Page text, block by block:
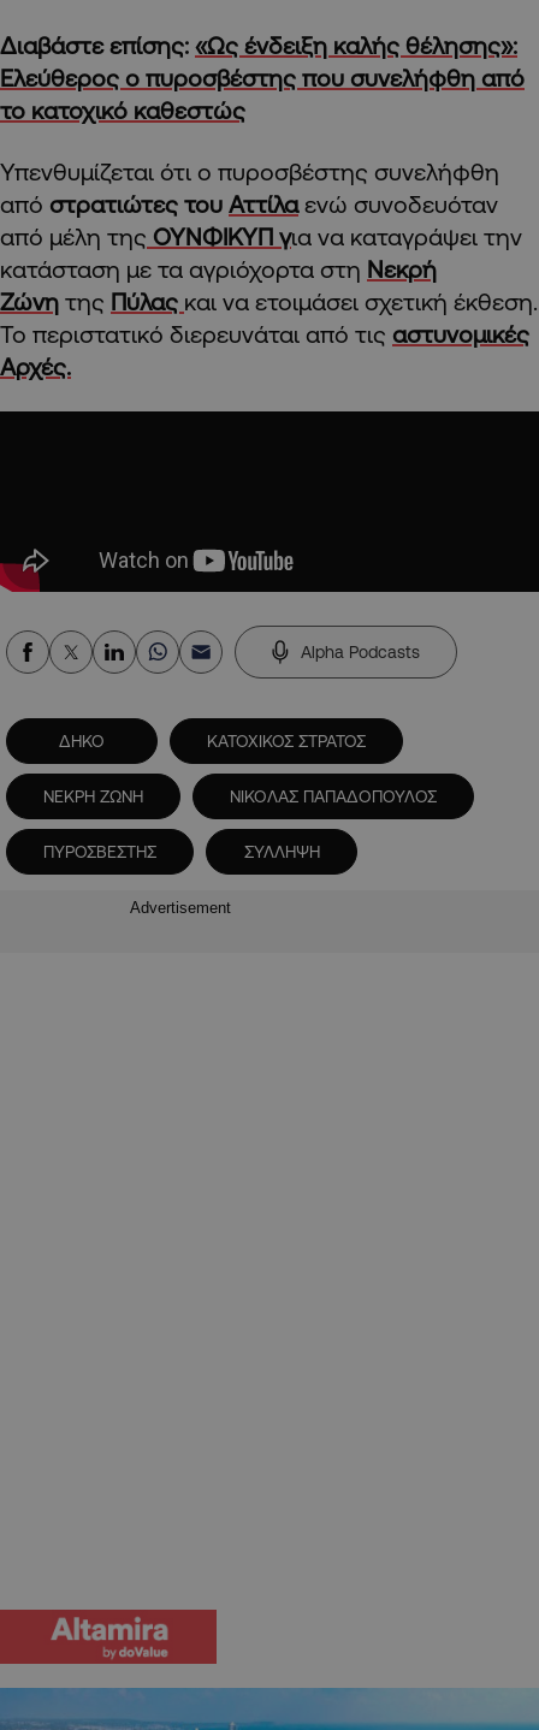
Διαβάστε επίσης: «Ως ένδειξη καλής θέλησης»:
Ελεύθερος ο πυροσβέστης που συνελήφθη από
το κατοχικό καθεστώς
Υπενθυμίζεται ότι ο πυροσβέστης συνελήφθη
από στρατιώτες του Αττίλαενώ συνοδευόταν
από μέλη της ΟΥΝΦΙΚΥΠ για να καταγράψει την
κατάσταση με τα αγριόχορτα στη Νεκρή
Ζώνη της Πύλας και να ετοιμάσει σχετική έκθεση.
Το περιστατικό διερευνάται από τις αστυνομικές
Αρχές.
Alpha Podcasts
ΔΗΚΟ ΚΑΤΟΧΙΚΟΣ ΣΤΡΑΤΟΣ
ΝΕΚΡΗ ΖΩΝΗ ΝΙΚΟΛΑΣ ΠΑΠΑΔΟΠΟΥΛΟΣ
ΠΥΡΟΣΒΕΣΤΗΣ ΣΥΛΛΗΨΗ
Advertisement